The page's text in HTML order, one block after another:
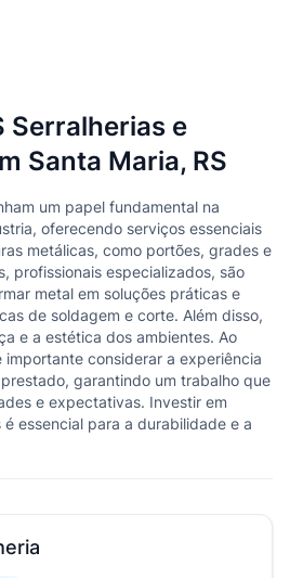
Serralherias e
Santa Maria, RS
um papel fundamental na
oferecendo serviços essenciais
metálicas, como portões, grades e
profissionais especializados, são
metal em soluções práticas e
de soldagem e corte. Além disso,
e a estética dos ambientes. Ao
importante considerar a experiência
garantindo um trabalho que
e expectativas. Investir em
essencial para a durabilidade e a